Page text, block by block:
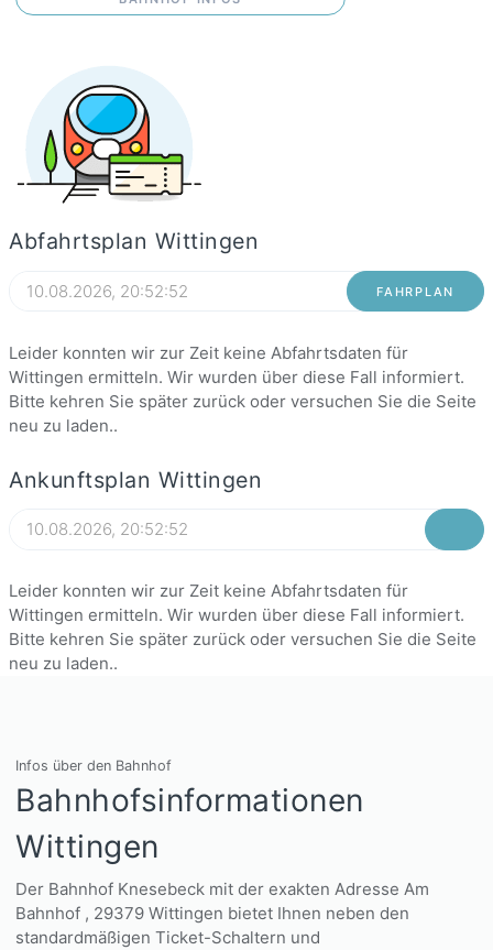
Abfahrtsplan Wittingen
FAHRPLAN
Leider konnten wir zur Zeit keine Abfahrtsdaten für
Wittingen ermitteln. Wir wurden über diese Fall informiert.
Bitte kehren Sie später zurück oder versuchen Sie die Seite
neu zu laden..
Ankunftsplan Wittingen
Leider konnten wir zur Zeit keine Abfahrtsdaten für
Wittingen ermitteln. Wir wurden über diese Fall informiert.
Bitte kehren Sie später zurück oder versuchen Sie die Seite
neu zu laden..
Infos über den Bahnhof
Bahnhofsinformationen
Wittingen
Der Bahnhof Knesebeck mit der exakten Adresse Am
Bahnhof , 29379 Wittingen bietet Ihnen neben den
standardmäßigen Ticket-Schaltern und